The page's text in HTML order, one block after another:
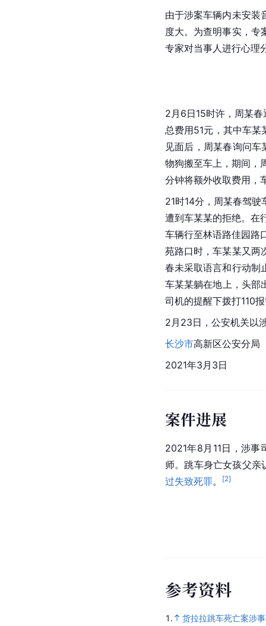
由于涉案车辆内未安装
度大。为查明事实，专
专家对当事人进行心理
2月6日15时许，周某春
总费用51元，其中车
见面后，周某春询问
物狗搬至车上，期间，
分钟将额外收取费用，
21时14分，周某春驾
遭到车某某的拒绝。在
车辆行至林语路佳园路
苑路口时，车某某又两
春未采取语言和行动制
车某某躺在地上，头部
司机的提醒下拨打110
2月23日，公安机关以
长沙市高新区公安分局
2021年3月3日
案件进展
2021年8月11日，涉
师。跳车身亡女孩父亲
过失致死罪。 [2]
参考资料
1.
货拉拉跳车死亡案涉